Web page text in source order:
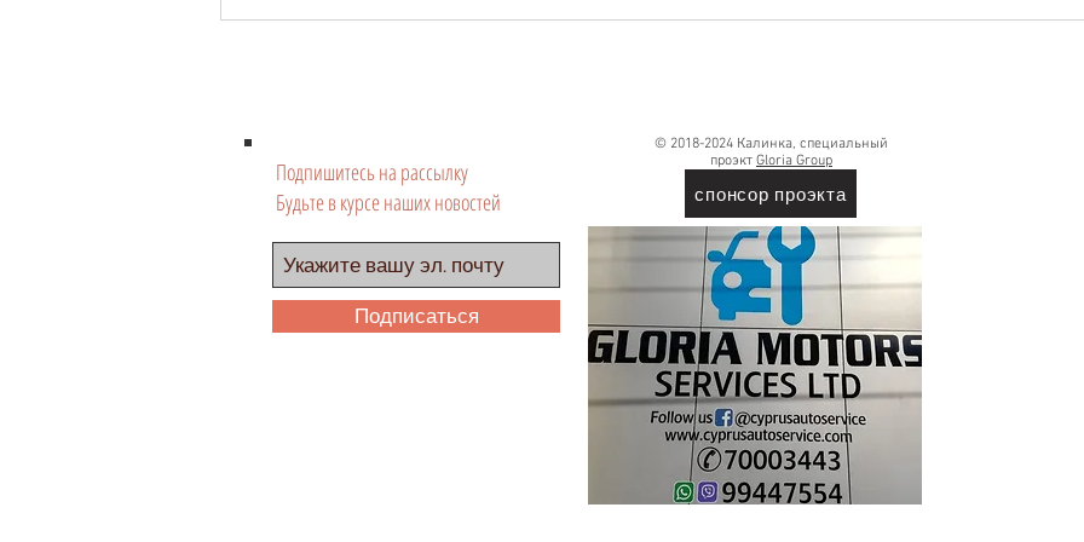
Кабачковые блинчики
🥔
Подпишитесь на рассылку
Будьте в курсе наших новостей
Подписаться
© 2018-2024 Калинка, специальный
проэкт Gloria Group
спонсор проэкта